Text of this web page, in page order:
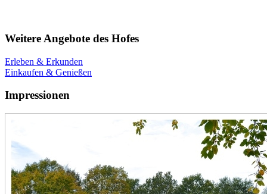
Weitere Angebote des Hofes
Erleben & Erkunden
Einkaufen & Genießen
Impressionen